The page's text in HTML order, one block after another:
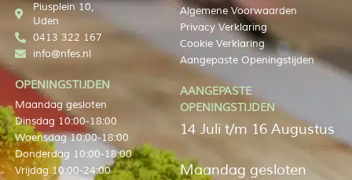
Piusplein 10,
Uden
0413 322 167
info@nfes.nl
OPENINGSTIJDEN
Maandag gesloten
Dinsdag 10:00-18:00
Woensdag 10:00-18:00
Donderdag 10:00-18:00
Vrijdag 10:00-24:00
Algemene Voorwaarden
Privacy Verklaring
Cookie Verklaring
Aangepaste Openingstijden
AANGEPASTE
OPENINGSTIJDEN
14 Juli t/m 16 Augustus
Maandag gesloten